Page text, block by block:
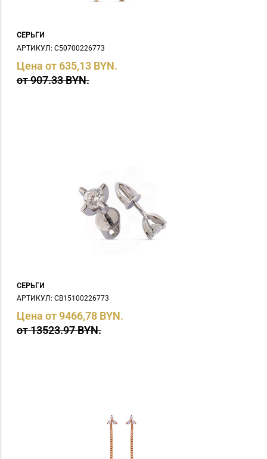
СЕРЬГИ
АРТИКУЛ: С50700226773
Цена от 635,13 BYN.
от 907.33 BYN.
СЕРЬГИ
АРТИКУЛ: СB15100226773
Цена от 9466,78 BYN.
от 13523.97 BYN.